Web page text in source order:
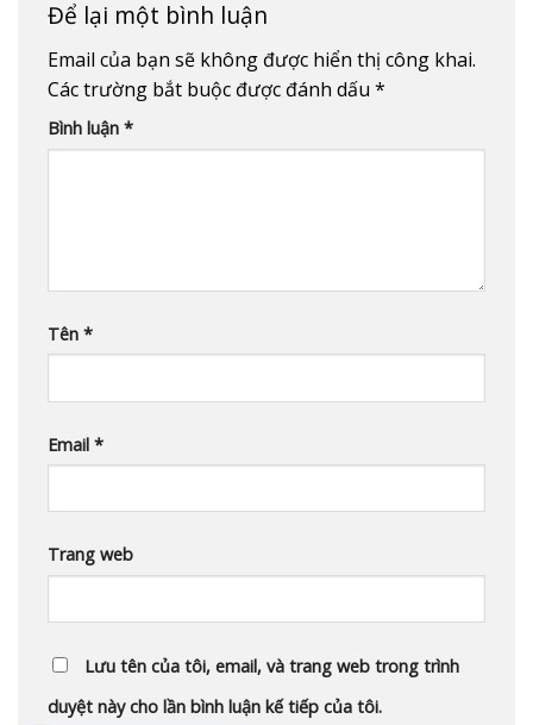
Để lại một bình luận
Email của bạn sẽ không được hiển thị công khai.
Các trường bắt buộc được đánh dấu *
Bình luận *
Tên *
Email *
Trang web
Lưu tên của tôi, email, và trang web trong trình
duyệt này cho lần bình luận kế tiếp của tôi.